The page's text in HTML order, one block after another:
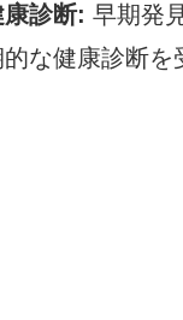
診断: 早期発
な健康診断を